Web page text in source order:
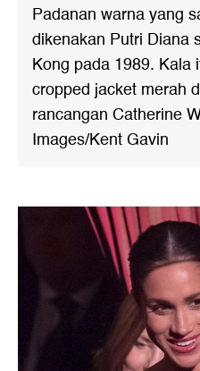
Padanan warna yang
dikenakan Putri Diana
Kong pada 1989. Kala
cropped jacket merah
rancangan Catherine
Images/Kent Gavin